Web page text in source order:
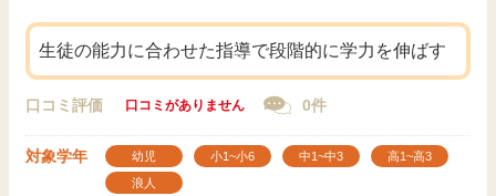
生徒の能力に合わせた指導で段階的に学力を伸ばす
口コミ評価 口コミがありません 0件
対象学年 幼児 小1~小6 中1~中3
高1~高3
浪人